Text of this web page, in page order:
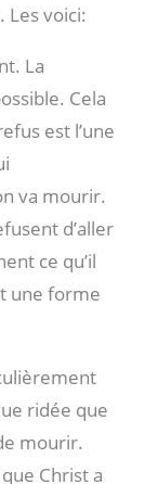
Les voici:
La
Cela
est l’une
va mourir.
d’aller
ce qu’il
une forme
ridée que
mourir.
Christ a